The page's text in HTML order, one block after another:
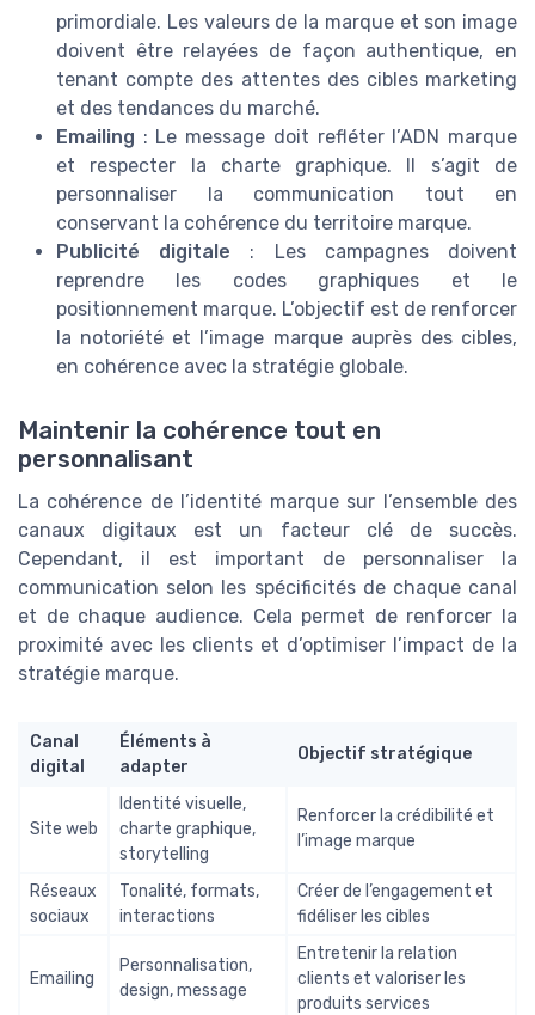
primordiale. Les valeurs de la marque et son image
doivent être relayées de façon authentique, en
tenant compte des attentes des cibles marketing
et des tendances du marché.
Emailing : Le message doit refléter l’ADN marque
et respecter la charte graphique. Il s’agit de
personnaliser la communication tout en
conservant la cohérence du territoire marque.
Publicité digitale : Les campagnes doivent
reprendre les codes graphiques et le
positionnement marque. L’objectif est de renforcer
la notoriété et l’image marque auprès des cibles,
en cohérence avec la stratégie globale.
Maintenir la cohérence tout en
personnalisant
La cohérence de l’identité marque sur l’ensemble des
canaux digitaux est un facteur clé de succès.
Cependant, il est important de personnaliser la
communication selon les spécificités de chaque canal
et de chaque audience. Cela permet de renforcer la
proximité avec les clients et d’optimiser l’impact de la
stratégie marque.
Canal
digital
Éléments à
adapter
Objectif stratégique
Site web
Identité visuelle,
charte graphique,
storytelling
Renforcer la crédibilité et
l’image marque
Réseaux
sociaux
Tonalité, formats,
interactions
Créer de l’engagement et
fidéliser les cibles
Emailing
Personnalisation,
design, message
Entretenir la relation
clients et valoriser les
produits services